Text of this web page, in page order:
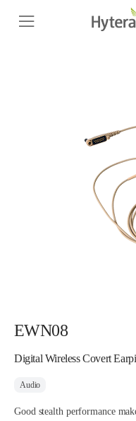
EWN08
Digital Wireless Covert
Audio
Good stealth performance